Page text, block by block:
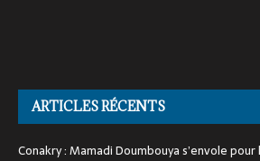
ARTICLES RÉCENTS
Conakry : Mamadi Doumbouya s’envole pour